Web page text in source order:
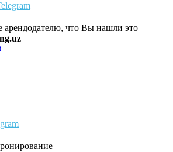
арендодателю, что Вы нашли это